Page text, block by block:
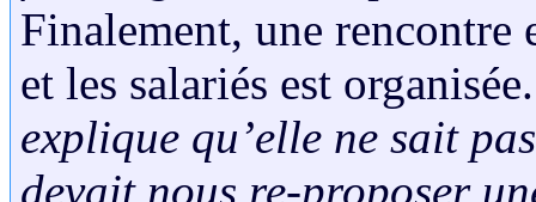
Finalement, une
et les salariés est
explique qu’elle ne sait
devait nous re-proposer